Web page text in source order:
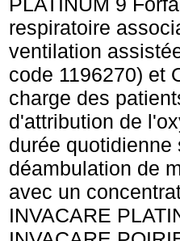
respiratoire
ventilation
code 1196270) et
charge des
d'attribution de
durée
déambulation de
avec un
INVACARE